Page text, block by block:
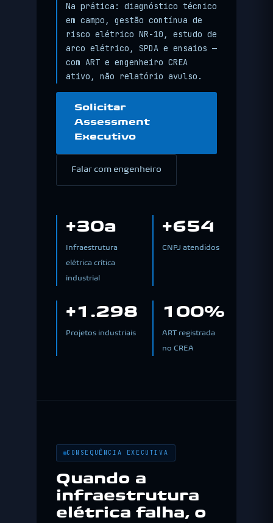
Na prática: diagnóstico técnico
em campo, gestão contínua de
risco elétrico NR-10, estudo de
arco elétrico, SPDA e ensaios —
com ART e engenheiro CREA
ativo, não relatório avulso.
Solicitar
Assessment
Executivo
Falar com engenheiro
+30a
Infraestrutura
elétrica crítica
industrial
+654
CNPJ atendidos
+1.298
Projetos industriais
100%
ART registrada
no CREA
CONSEQUÊNCIA EXECUTIVA
Quando a
infraestrutura
elétrica falha, o